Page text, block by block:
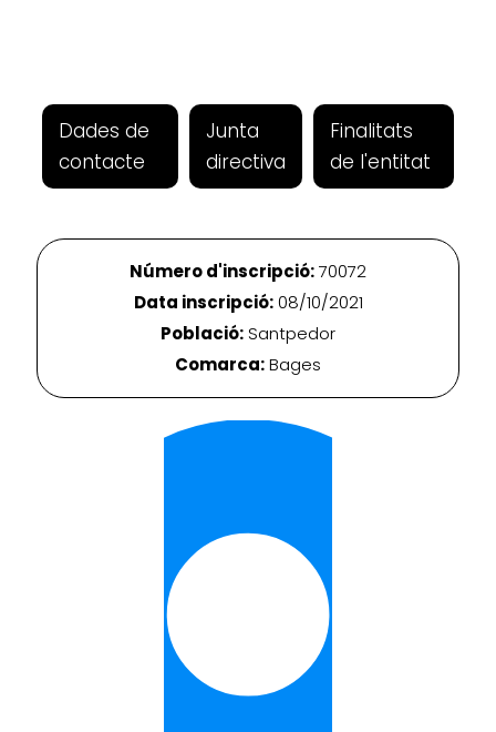
Dades de
contacte
Junta
directiva
Finalitats
de l'entitat
Número d'inscripció:70072
Data inscripció:08/10/2021
Població:Santpedor
Comarca:Bages